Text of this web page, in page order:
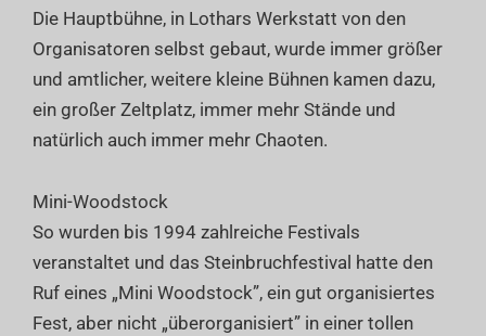
Die Hauptbühne, in Lothars Werkstatt von den
Organisatoren selbst gebaut, wurde immer größer
und amtlicher, weitere kleine Bühnen kamen dazu,
ein großer Zeltplatz, immer mehr Stände und
natürlich auch immer mehr Chaoten.
Mini-Woodstock
So wurden bis 1994 zahlreiche Festivals
veranstaltet und das Steinbruchfestival hatte den
Ruf eines „Mini Woodstock”, ein gut organisiertes
Fest, aber nicht „überorganisiert” in einer tollen